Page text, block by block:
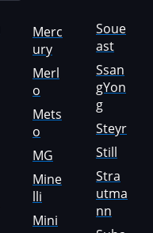
Merc
ury
Merl
o
Mets
o
MG
Mine
lli
Mini
Soue
ast
Ssan
gYon
g
Steyr
Still
Stra
utma
nn